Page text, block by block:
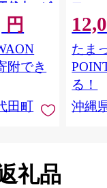
然水のビ
馬※沖
へのお届
円
附でき
田町
フ』
泡酒
1ケー
ロ ゼ
麦芽3
化し
すめ
重瀬
たま
る！
沖縄
礼品